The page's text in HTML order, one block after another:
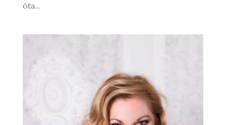
óta...